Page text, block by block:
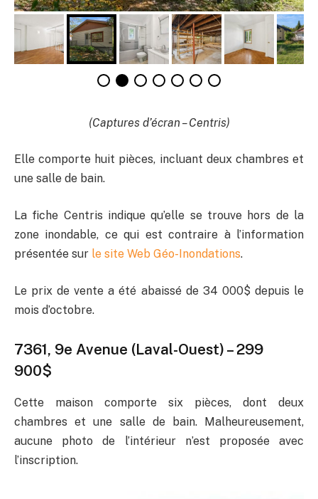
(Captures d’écran – Centris)
Elle comporte huit pièces, incluant deux chambres et
une salle de bain.
La fiche Centris indique qu’elle se trouve hors de la
zone inondable, ce qui est contraire à l’information
présentée sur le site Web Géo-Inondations.
Le prix de vente a été abaissé de 34 000$ depuis le
mois d’octobre.
7361, 9e Avenue (Laval-Ouest) – 299
900$
Cette maison comporte six pièces, dont deux
chambres et une salle de bain. Malheureusement,
aucune photo de l’intérieur n’est proposée avec
l’inscription.